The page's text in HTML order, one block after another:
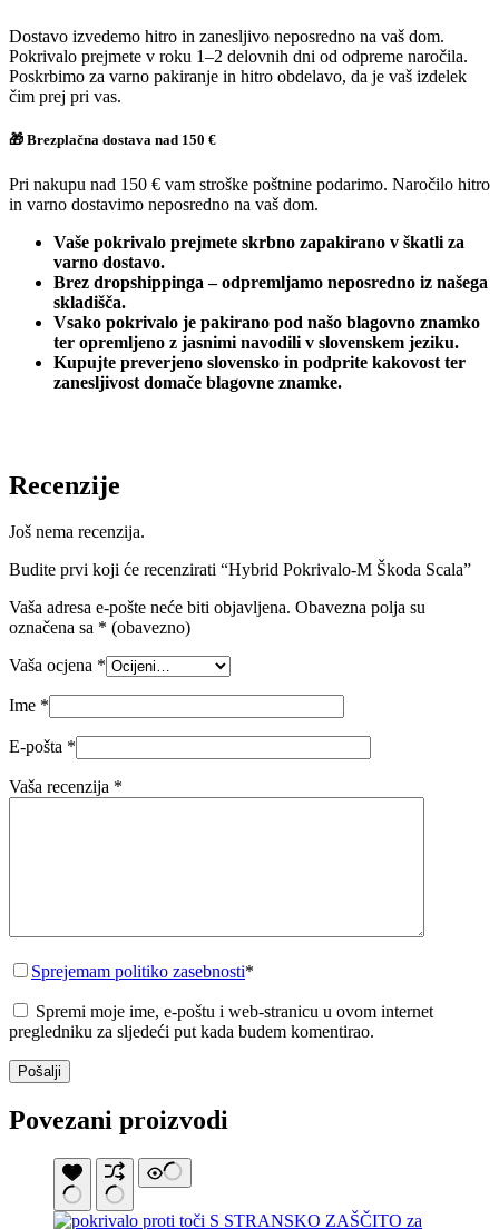
Dostavo izvedemo hitro in zanesljivo neposredno na vaš dom.
Pokrivalo prejmete v roku 1–2 delovnih dni od odpreme naročila.
Poskrbimo za varno pakiranje in hitro obdelavo, da je vaš izdelek
čim prej pri vas.
🎁 Brezplačna dostava nad 150 €
Pri nakupu nad 150 € vam stroške poštnine podarimo. Naročilo hitro
in varno dostavimo neposredno na vaš dom.
Vaše pokrivalo prejmete skrbno zapakirano v škatli za
varno dostavo.
Brez dropshippinga – odpremljamo neposredno iz našega
skladišča.
Vsako pokrivalo je pakirano pod našo blagovno znamko
ter opremljeno z jasnimi navodili v slovenskem jeziku.
Kupujte preverjeno slovensko in podprite kakovost ter
zanesljivost domače blagovne znamke.
Recenzije
Još nema recenzija.
Budite prvi koji će recenzirati “Hybrid Pokrivalo-M Škoda Scala”
Vaša adresa e-pošte neće biti objavljena. Obavezna polja su
označena sa * (obavezno)
Vaša ocjena *
Ime *
E-pošta *
Vaša recenzija *
Sprejemam politiko zasebnosti*
Spremi moje ime, e-poštu i web-stranicu u ovom internet
pregledniku za sljedeći put kada budem komentirao.
Pošalji
Povezani proizvodi